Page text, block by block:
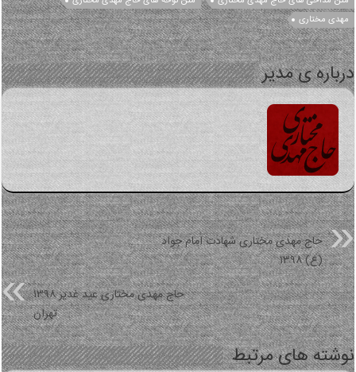
مختاری
ی مدیر
قبلی
حاج مهدی مختاری شهادت امام جواد
(ع) ۱۳۹۸
بعد
حاج مهدی مختاری عید غدیر ۱۳۹۸
تهران
های مرتبط